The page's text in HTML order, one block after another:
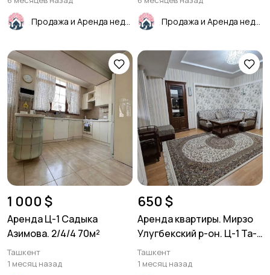
1 000 $
Аренда Ц-1 Садыка
Азимова. 2/4/4 70м²
Ташкент
1 месяц назад
650 $
Аренда квартиры. Мирзо
Улугбекский р-он. Ц-1 Та-
та. 2/5/9 58м²
Ташкент
1 месяц назад